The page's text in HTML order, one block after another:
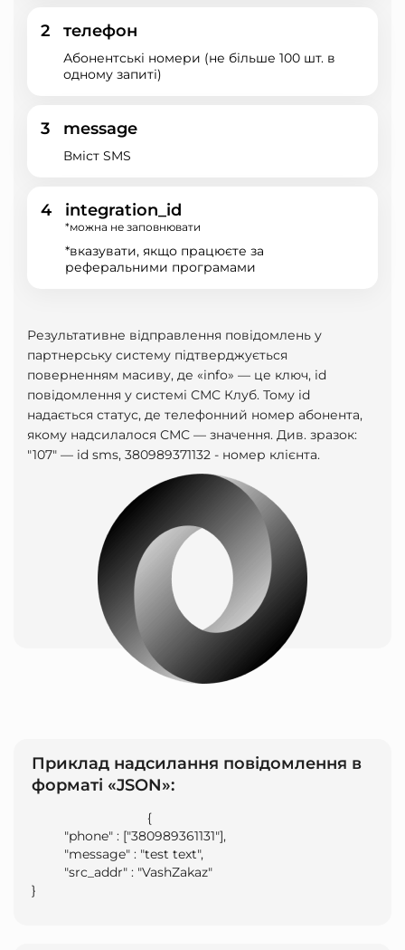
2 телефон
Абонентські номери (не більше 100 шт. в
одному запиті)
3 message
Вміст SMS
4 integration_id
*можна не заповнювати
*вказувати, якщо працюєте за
реферальними програмами
Результативне відправлення повідомлень у
партнерську систему підтверджується
поверненням масиву, де «info» — це ключ, id
повідомлення у системі СМС Клуб. Тому id
надається статус, де телефонний номер абонента,
якому надсилалося СМС — значення. Див. зразок:
"107" — id sms, 380989371132 - номер клієнта.
Приклад надсилання повідомлення в
форматі «JSON»:
                                {
         "phone" : ["380989361131"],
         "message" : "test text",
         "src_addr" : "VashZakaz"
}